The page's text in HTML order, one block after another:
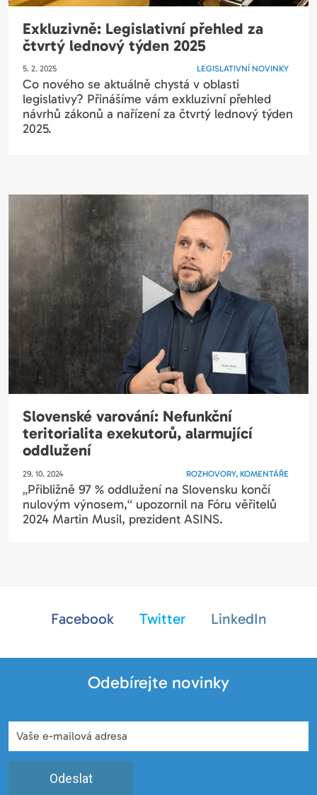
Exkluzivně: Legislativní přehled za
čtvrtý lednový týden 2025
5. 2. 2025 LEGISLATIVNÍ NOVINKY
Co nového se aktuálně chystá v oblasti
legislativy? Přinášíme vám exkluzivní přehled
návrhů zákonů a nařízení za čtvrtý lednový týden
2025.
Slovenské varování: Nefunkční
teritorialita exekutorů, alarmující
oddlužení
29. 10. 2024 ROZHOVORY, KOMENTÁŘE
„Přibližně 97 % oddlužení na Slovensku končí
nulovým výnosem,“ upozornil na Fóru věřitelů
2024 Martin Musil, prezident ASINS.
Facebook Twitter LinkedIn
Odebírejte novinky
Odeslat